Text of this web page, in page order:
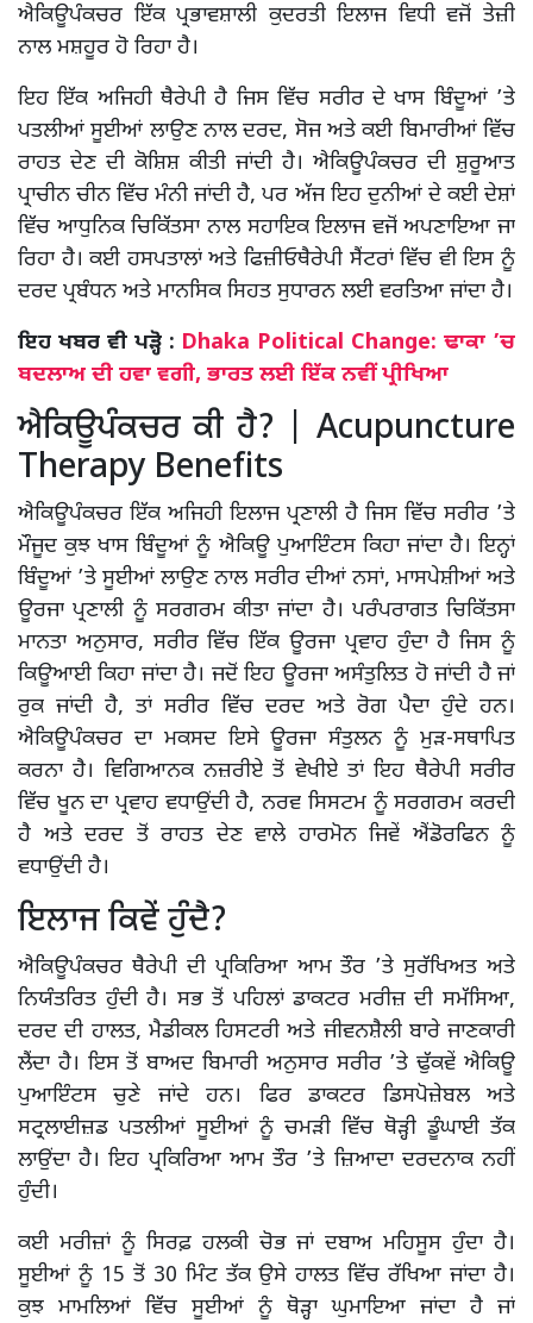
ਐਕਿਊਪੰਕਚਰ ਇੱਕ ਪ੍ਰਭਾਵਸ਼ਾਲੀ ਕੁਦਰਤੀ ਇਲਾਜ ਵਿਧੀ ਵਜੋਂ ਤੇਜ਼ੀ
ਨਾਲ ਮਸ਼ਹੂਰ ਹੋ ਰਿਹਾ ਹੈ।
ਇਹ ਇੱਕ ਅਜਿਹੀ ਥੈਰੇਪੀ ਹੈ ਜਿਸ ਵਿੱਚ ਸਰੀਰ ਦੇ ਖਾਸ ਬਿੰਦੂਆਂ ’ਤੇ
ਪਤਲੀਆਂ ਸੂਈਆਂ ਲਾਉਣ ਨਾਲ ਦਰਦ, ਸੋਜ ਅਤੇ ਕਈ ਬਿਮਾਰੀਆਂ ਵਿੱਚ
ਰਾਹਤ ਦੇਣ ਦੀ ਕੋਸ਼ਿਸ਼ ਕੀਤੀ ਜਾਂਦੀ ਹੈ। ਐਕਿਊਪੰਕਚਰ ਦੀ ਸ਼ੁਰੂਆਤ
ਪ੍ਰਾਚੀਨ ਚੀਨ ਵਿੱਚ ਮੰਨੀ ਜਾਂਦੀ ਹੈ, ਪਰ ਅੱਜ ਇਹ ਦੁਨੀਆਂ ਦੇ ਕਈ ਦੇਸ਼ਾਂ
ਵਿੱਚ ਆਧੁਨਿਕ ਚਿਕਿੱਤਸਾ ਨਾਲ ਸਹਾਇਕ ਇਲਾਜ ਵਜੋਂ ਅਪਣਾਇਆ ਜਾ
ਰਿਹਾ ਹੈ। ਕਈ ਹਸਪਤਾਲਾਂ ਅਤੇ ਫਿਜ਼ੀਓਥੈਰੇਪੀ ਸੈਂਟਰਾਂ ਵਿੱਚ ਵੀ ਇਸ ਨੂੰ
ਦਰਦ ਪ੍ਰਬੰਧਨ ਅਤੇ ਮਾਨਸਿਕ ਸਿਹਤ ਸੁਧਾਰਨ ਲਈ ਵਰਤਿਆ ਜਾਂਦਾ ਹੈ।
ਇਹ ਖਬਰ ਵੀ ਪੜ੍ਹੋ : Dhaka Political Change: ਢਾਕਾ ’ਚ
ਬਦਲਾਅ ਦੀ ਹਵਾ ਵਗੀ, ਭਾਰਤ ਲਈ ਇੱਕ ਨਵੀਂ ਪ੍ਰੀਖਿਆ
ਐਕਿਊਪੰਕਚਰ ਕੀ ਹੈ? | Acupuncture
Therapy Benefits
ਐਕਿਊਪੰਕਚਰ ਇੱਕ ਅਜਿਹੀ ਇਲਾਜ ਪ੍ਰਣਾਲੀ ਹੈ ਜਿਸ ਵਿੱਚ ਸਰੀਰ ’ਤੇ
ਮੌਜੂਦ ਕੁਝ ਖਾਸ ਬਿੰਦੂਆਂ ਨੂੰ ਐਕਿਊ ਪੁਆਇੰਟਸ ਕਿਹਾ ਜਾਂਦਾ ਹੈ। ਇਨ੍ਹਾਂ
ਬਿੰਦੂਆਂ ’ਤੇ ਸੂਈਆਂ ਲਾਉਣ ਨਾਲ ਸਰੀਰ ਦੀਆਂ ਨਸਾਂ, ਮਾਸਪੇਸ਼ੀਆਂ ਅਤੇ
ਊਰਜਾ ਪ੍ਰਣਾਲੀ ਨੂੰ ਸਰਗਰਮ ਕੀਤਾ ਜਾਂਦਾ ਹੈ। ਪਰੰਪਰਾਗਤ ਚਿਕਿੱਤਸਾ
ਮਾਨਤਾ ਅਨੁਸਾਰ, ਸਰੀਰ ਵਿੱਚ ਇੱਕ ਊਰਜਾ ਪ੍ਰਵਾਹ ਹੁੰਦਾ ਹੈ ਜਿਸ ਨੂੰ
ਕਿਊਆਈ ਕਿਹਾ ਜਾਂਦਾ ਹੈ। ਜਦੋਂ ਇਹ ਊਰਜਾ ਅਸੰਤੁਲਿਤ ਹੋ ਜਾਂਦੀ ਹੈ ਜਾਂ
ਰੁਕ ਜਾਂਦੀ ਹੈ, ਤਾਂ ਸਰੀਰ ਵਿੱਚ ਦਰਦ ਅਤੇ ਰੋਗ ਪੈਦਾ ਹੁੰਦੇ ਹਨ।
ਐਕਿਊਪੰਕਚਰ ਦਾ ਮਕਸਦ ਇਸੇ ਊਰਜਾ ਸੰਤੁਲਨ ਨੂੰ ਮੁੜ-ਸਥਾਪਿਤ
ਕਰਨਾ ਹੈ। ਵਿਗਿਆਨਕ ਨਜ਼ਰੀਏ ਤੋਂ ਵੇਖੀਏ ਤਾਂ ਇਹ ਥੈਰੇਪੀ ਸਰੀਰ
ਵਿੱਚ ਖੂਨ ਦਾ ਪ੍ਰਵਾਹ ਵਧਾਉਂਦੀ ਹੈ, ਨਰਵ ਸਿਸਟਮ ਨੂੰ ਸਰਗਰਮ ਕਰਦੀ
ਹੈ ਅਤੇ ਦਰਦ ਤੋਂ ਰਾਹਤ ਦੇਣ ਵਾਲੇ ਹਾਰਮੋਨ ਜਿਵੇਂ ਐਂਡੋਰਫਿਨ ਨੂੰ
ਵਧਾਉਂਦੀ ਹੈ।
ਇਲਾਜ ਕਿਵੇਂ ਹੁੰਦੈ?
ਐਕਿਊਪੰਕਚਰ ਥੈਰੇਪੀ ਦੀ ਪ੍ਰਕਿਰਿਆ ਆਮ ਤੌਰ ’ਤੇ ਸੁਰੱਖਿਅਤ ਅਤੇ
ਨਿਯੰਤਰਿਤ ਹੁੰਦੀ ਹੈ। ਸਭ ਤੋਂ ਪਹਿਲਾਂ ਡਾਕਟਰ ਮਰੀਜ਼ ਦੀ ਸਮੱਸਿਆ,
ਦਰਦ ਦੀ ਹਾਲਤ, ਮੈਡੀਕਲ ਹਿਸਟਰੀ ਅਤੇ ਜੀਵਨਸ਼ੈਲੀ ਬਾਰੇ ਜਾਣਕਾਰੀ
ਲੈਂਦਾ ਹੈ। ਇਸ ਤੋਂ ਬਾਅਦ ਬਿਮਾਰੀ ਅਨੁਸਾਰ ਸਰੀਰ ’ਤੇ ਢੁੱਕਵੇਂ ਐਕਿਊ
ਪੁਆਇੰਟਸ ਚੁਣੇ ਜਾਂਦੇ ਹਨ। ਫਿਰ ਡਾਕਟਰ ਡਿਸਪੋਜ਼ੇਬਲ ਅਤੇ
ਸਟ੍ਰਲਾਈਜ਼ਡ ਪਤਲੀਆਂ ਸੂਈਆਂ ਨੂੰ ਚਮੜੀ ਵਿੱਚ ਥੋੜ੍ਹੀ ਡੂੰਘਾਈ ਤੱਕ
ਲਾਉਂਦਾ ਹੈ। ਇਹ ਪ੍ਰਕਿਰਿਆ ਆਮ ਤੌਰ ’ਤੇ ਜ਼ਿਆਦਾ ਦਰਦਨਾਕ ਨਹੀਂ
ਹੁੰਦੀ।
ਕਈ ਮਰੀਜ਼ਾਂ ਨੂੰ ਸਿਰਫ਼ ਹਲਕੀ ਚੋਭ ਜਾਂ ਦਬਾਅ ਮਹਿਸੂਸ ਹੁੰਦਾ ਹੈ।
ਸੂਈਆਂ ਨੂੰ 15 ਤੋਂ 30 ਮਿੰਟ ਤੱਕ ਉਸੇ ਹਾਲਤ ਵਿੱਚ ਰੱਖਿਆ ਜਾਂਦਾ ਹੈ।
ਕੁਝ ਮਾਮਲਿਆਂ ਵਿੱਚ ਸੂਈਆਂ ਨੂੰ ਥੋੜ੍ਹਾ ਘੁਮਾਇਆ ਜਾਂਦਾ ਹੈ ਜਾਂ